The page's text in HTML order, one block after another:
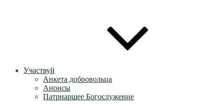
Участвуй
Анкета добровольца
Анонсы
Патриаршее Богослужение